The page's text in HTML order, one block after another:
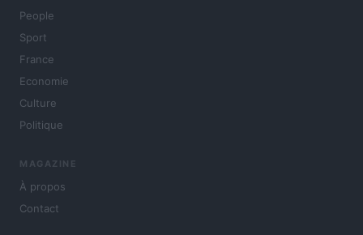
People
Sport
France
Economie
Culture
Politique
MAGAZINE
À propos
Contact